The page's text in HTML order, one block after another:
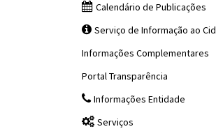
Calendário de Publicações
Serviço de Informação ao
Informações Complementares
Portal Transparência
Informações Entidade
Serviços